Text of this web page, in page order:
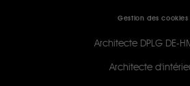
Gestion des cookies
Architecte DPLG DE-
Architecte